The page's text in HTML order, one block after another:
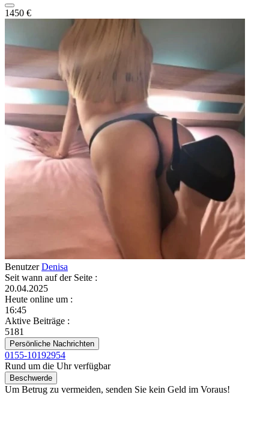
1450 €
BenutzerDenisa
Seit wann auf der Seite :
20.04.2025
Heute online um :
16:45
Aktive Beiträge :
5181
Persönliche Nachrichten
0155-10192954
Rund um die Uhr verfügbar
Beschwerde
Um Betrug zu vermeiden, senden Sie kein Geld im Voraus!